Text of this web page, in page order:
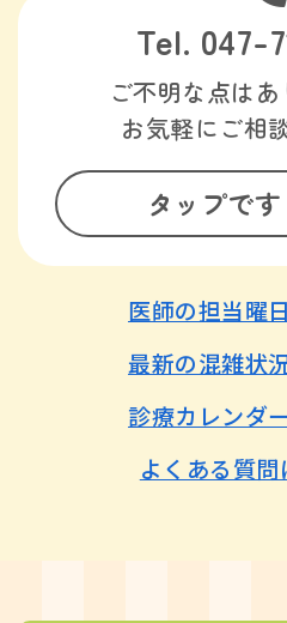
Tel. 047-
ご不明な点は
お気軽にご相
タップで
医師の担当曜
最新の混雑状
診療カレンダ
よくある質問